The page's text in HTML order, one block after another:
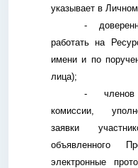
указывает в
-
работать на
имени и по
лица);
- членов
комиссии,
заявки
объявленного
электронные